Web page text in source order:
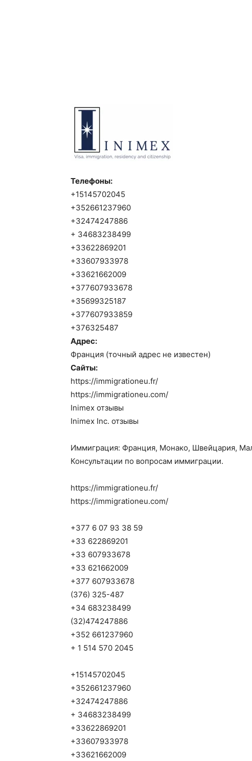
Телефоны:
+15145702045
+352661237960
+32474247886
+ 34683238499
+33622869201
+33607933978
+33621662009
+377607933678
+35699325187
+377607933859
+376325487
Адрес:
Франция (точный адрес не известен)
Сайты:
https://immigrationeu.fr/
https://immigrationeu.com/
Inimex отзывы
Inimex Inc. отзывы
Иммиграция: Франция, Монако, Швейцария,
Консультации по вопросам иммиграции.
https://immigrationeu.fr/
https://immigrationeu.com/
+377 6 07 93 38 59
+33 622869201
+33 607933678
+33 621662009
+377 607933678
(376) 325-487
+34 683238499
(32)474247886
+352 661237960
+ 1 514 570 2045
+15145702045
+352661237960
+32474247886
+ 34683238499
+33622869201
+33607933978
+33621662009